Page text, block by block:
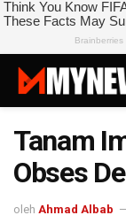
Tanam
Obses
oleh Ahmad Albab